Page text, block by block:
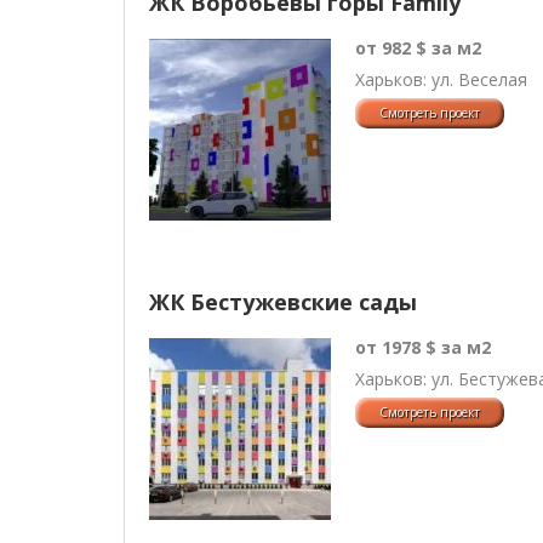
от 982 $ за м2
Харьков: ул. Веселая
ЖК Бестужевские сады
от 1978 $ за м2
Харьков: ул.